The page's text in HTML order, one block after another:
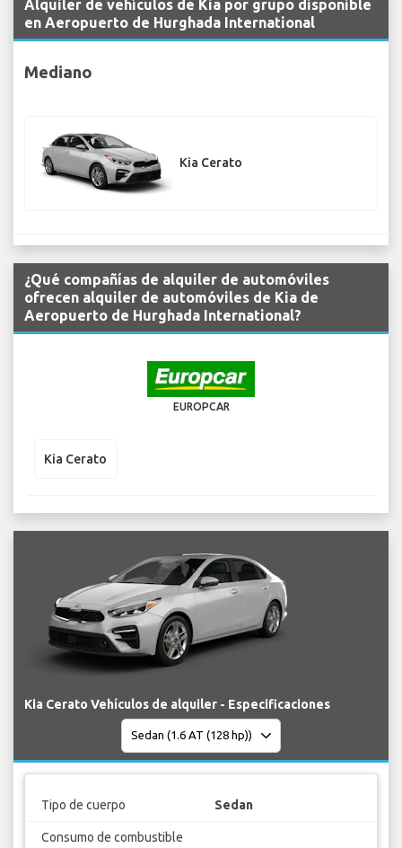
Alquiler de vehículos de Kia por grupo disponible
en Aeropuerto de Hurghada International
Mediano
Kia Cerato
¿Qué compañías de alquiler de automóviles
ofrecen alquiler de automóviles de Kia de
Aeropuerto de Hurghada International?
EUROPCAR
Kia Cerato
Kia Cerato Vehículos de alquiler - Especificaciones
Tipo de cuerpo Sedan
Consumo de combustible